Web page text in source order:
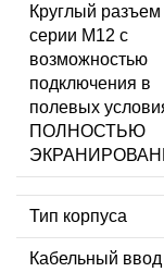
Круглый разъем
серии M12 с
возможностью
подключения в
полевых
ПОЛНОСТЬЮ
Тип корпуса
Кабельный ввод